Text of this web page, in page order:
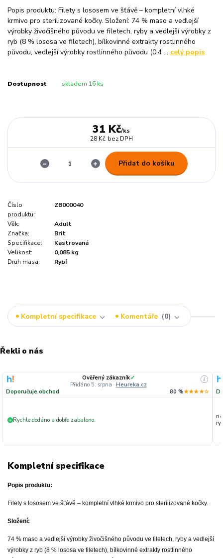
Popis produktu: Filety s lososem ve šťávě – kompletní vlhké
krmivo pro sterilizované kočky. Složení: 74 % maso a vedlejší
výrobky živočišného původu ve filetech, ryby a vedlejší výrobky z
ryb (8 % lososa ve filetech), bílkovinné extrakty rostlinného
původu, vedlejší výrobky rostlinného původu (0,4 ... celý popis
Dostupnost skladem 16 ks
31 Kč/ks
28 Kč bez DPH
Přidat do košíku
Číslo
produktu:
ZB000040
Věk:
Adult
Značka:
Brit
Specifikace:
Kastrovaná
Velikost:
0,085 kg
Druh masa:
Rybí
Kompletní specifikace Komentáře 0
Řekli o nás
Ověřený zákazník✓
Přidáno 5. srpna · Heureka.cz
i
Doporučuje obchod 80 %★★★★☆
+ Rychle dodáno a dobře zabaleno.
Kompletní specifikace
Popis produktu:
Filety s lososem ve šťávě – kompletní vlhké krmivo pro sterilizované kočky.
Složení:
74 % maso a vedlejší výrobky živočišného původu ve filetech, ryby a vedlejší
výrobky z ryb (8 % lososa ve filetech), bílkovinné extrakty rostlinného